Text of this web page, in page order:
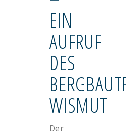
EIN
AUFRUF
DES
WISMUT
Der